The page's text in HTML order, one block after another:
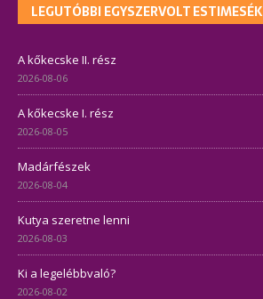
LEGUTÓBBI EGYSZERVOLT ESTIMESÉK
A kőkecske II. rész
2026-08-06
A kőkecske I. rész
2026-08-05
Madárfészek
2026-08-04
Kutya szeretne lenni
2026-08-03
Ki a legelébbvaló?
2026-08-02